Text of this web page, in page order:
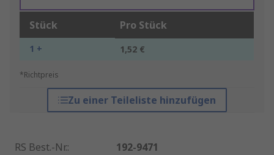
Stück Pro Stück
1 + 1,52 €
*Richtpreis
Zu einer Teileliste hinzufügen
RS Best.-Nr.:
192-9471